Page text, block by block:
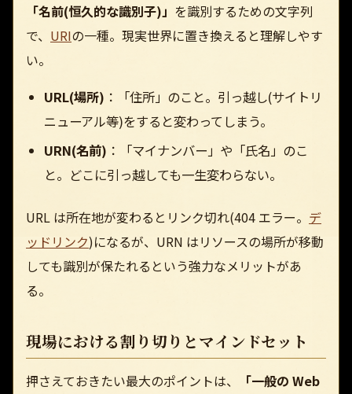
「名前(恒久的な識別子)」 を識別するための文字列
で、 URIの一種。現実世界に置き換えると理解しやす
い。
URL(場所) ：「住所」のこと。引っ越し(サイトリ
ニューアル等)をすると変わってしまう。
URN(名前) ：「マイナンバー」や「氏名」のこ
と。どこに引っ越しても一生変わらない。
URL は所在地が変わるとリンク切れ(404 エラー。 デ
ッドリンク)になるが、URN はリソースの場所が移動
しても識別が保たれるという強力なメリットがあ
る。
現場における割り切りとマインドセット
押さえておきたい最大のポイントは、
「一般の Web